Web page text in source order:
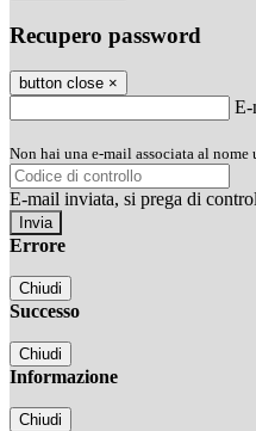
Recupero password
button close ×
E-
Non hai una e-mail associata al
E-mail inviata, si prega di
Errore
Chiudi
Successo
Chiudi
Informazione
Chiudi